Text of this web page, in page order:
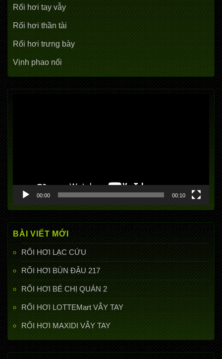
Rối hơi tay vẫy
Rối hơi thần tài
Rối hơi trưng bày
Vịnh phao nổi
Trình
chơi
Video
00:00 00:10
BÀI VIẾT MỚI
RỐI HƠI LẠC CỨU
RỐI HƠI BÚN ĐẬU 217
RỐI HƠI BÉ CHỊ QUÁN 2
RỐI HƠI LOTTEMart VẪY TAY
RỐI HƠI MAXIDI VẪY TAY